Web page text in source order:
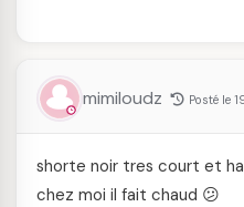
mimiloudz Posté le
shorte noir tres court et
chez moi il fait chaud 😕